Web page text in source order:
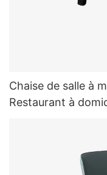
Chaise de salle à
Restaurant à